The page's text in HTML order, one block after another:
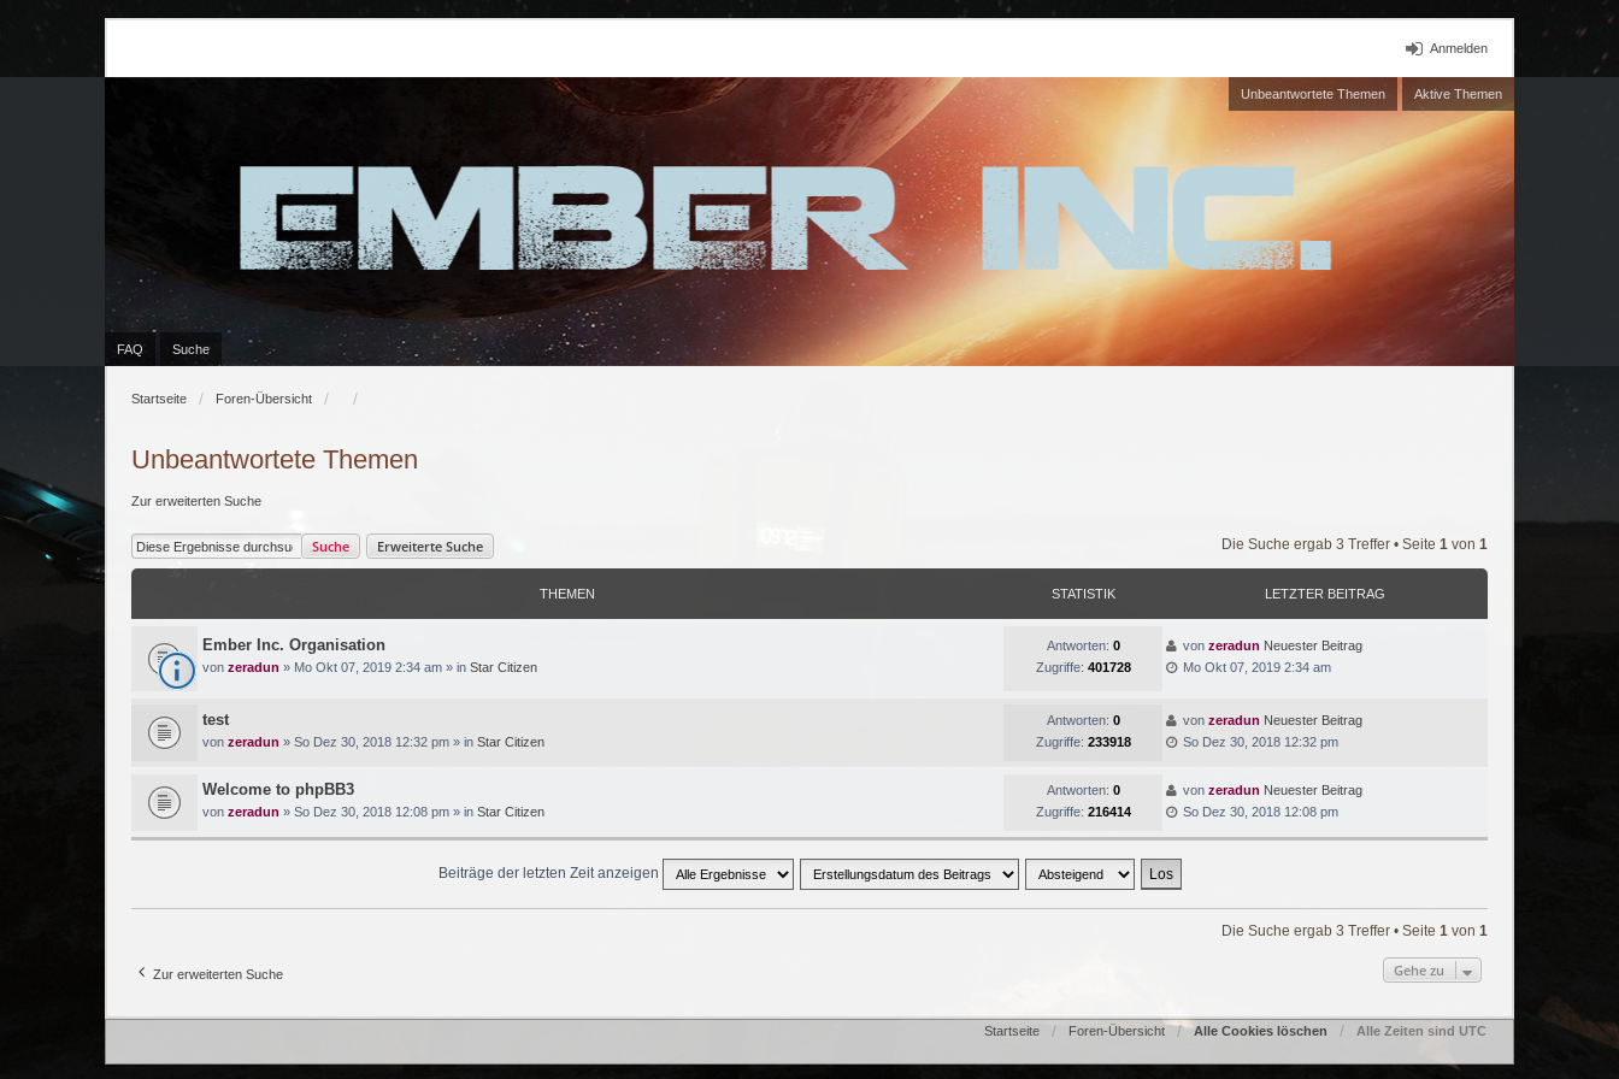
Anmelden
Unbeantwortete Themen Aktive Themen
FAQ Suche
Startseite Foren-Übersicht
Unbeantwortete Themen
Zur erweiterten Suche
Suche Erweiterte Suche Die Suche ergab 3 Treffer • Seite 1 von 1
THEMEN STATISTIK LETZTER BEITRAG
Ember Inc. Organisation
von zeradun » Mo Okt 07, 2019 2:34 am » in Star Citizen
Antworten: 0
Zugriffe: 401728
vonzeradun Neuester Beitrag
Mo Okt 07, 2019 2:34 am
test
von zeradun » So Dez 30, 2018 12:32 pm » in Star Citizen
Antworten: 0
Zugriffe: 233918
vonzeradun Neuester Beitrag
So Dez 30, 2018 12:32 pm
Welcome to phpBB3
von zeradun » So Dez 30, 2018 12:08 pm » in Star Citizen
Antworten: 0
Zugriffe: 216414
vonzeradun Neuester Beitrag
So Dez 30, 2018 12:08 pm
Beiträge der letzten Zeit anzeigen
Die Suche ergab 3 Treffer • Seite 1 von 1
Zur erweiterten Suche Gehe zu
Startseite Foren-Übersicht Alle Cookies löschen Alle Zeiten sind UTC